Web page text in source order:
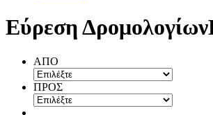
Εύρεση Δρομολογίων
ΑΠΟ
ΠΡΟΣ